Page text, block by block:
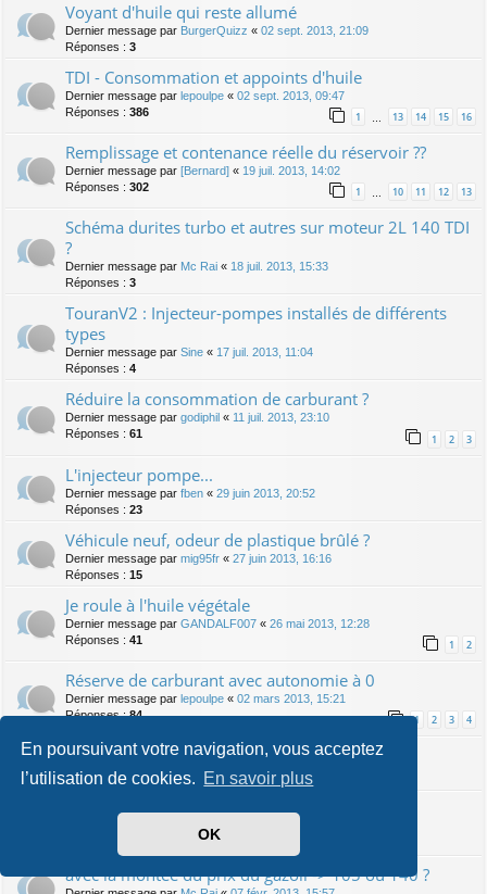
En poursuivant votre navigation, vous acceptez
l’utilisation de cookies. En savoir plus
OK
Voyant d'huile qui reste allumé
Dernier message par BurgerQuizz « 02 sept. 2013, 21:09
Réponses : 3
TDI - Consommation et appoints d'huile
Dernier message par lepoulpe « 02 sept. 2013, 09:47
Réponses : 386 1 … 13 14 15 16
Remplissage et contenance réelle du réservoir ??
Dernier message par [Bernard] « 19 juil. 2013, 14:02
Réponses : 302 1 … 10 11 12 13
Schéma durites turbo et autres sur moteur 2L 140 TDI
?
Dernier message par Mc Rai « 18 juil. 2013, 15:33
Réponses : 3
TouranV2 : Injecteur-pompes installés de différents
types
Dernier message par Sine « 17 juil. 2013, 11:04
Réponses : 4
Réduire la consommation de carburant ?
Dernier message par godiphil « 11 juil. 2013, 23:10
Réponses : 61 1 2 3
L'injecteur pompe...
Dernier message par fben « 29 juin 2013, 20:52
Réponses : 23
Véhicule neuf, odeur de plastique brûlé ?
Dernier message par mig95fr « 27 juin 2013, 16:16
Réponses : 15
Je roule à l'huile végétale
Dernier message par GANDALF007 « 26 mai 2013, 12:28
Réponses : 41 1 2
Réserve de carburant avec autonomie à 0
Dernier message par lepoulpe « 02 mars 2013, 15:21
Réponses :84 1 2 3 4
Où est le numéro de culasse ?
Dernier message parFrontline «10 févr. 2013, 14:14
Quel TDI pour meilleure revente : 140 ou 105 ?
Frontline
avec la montée du prix du gazoil -> 105 ou 140 ?